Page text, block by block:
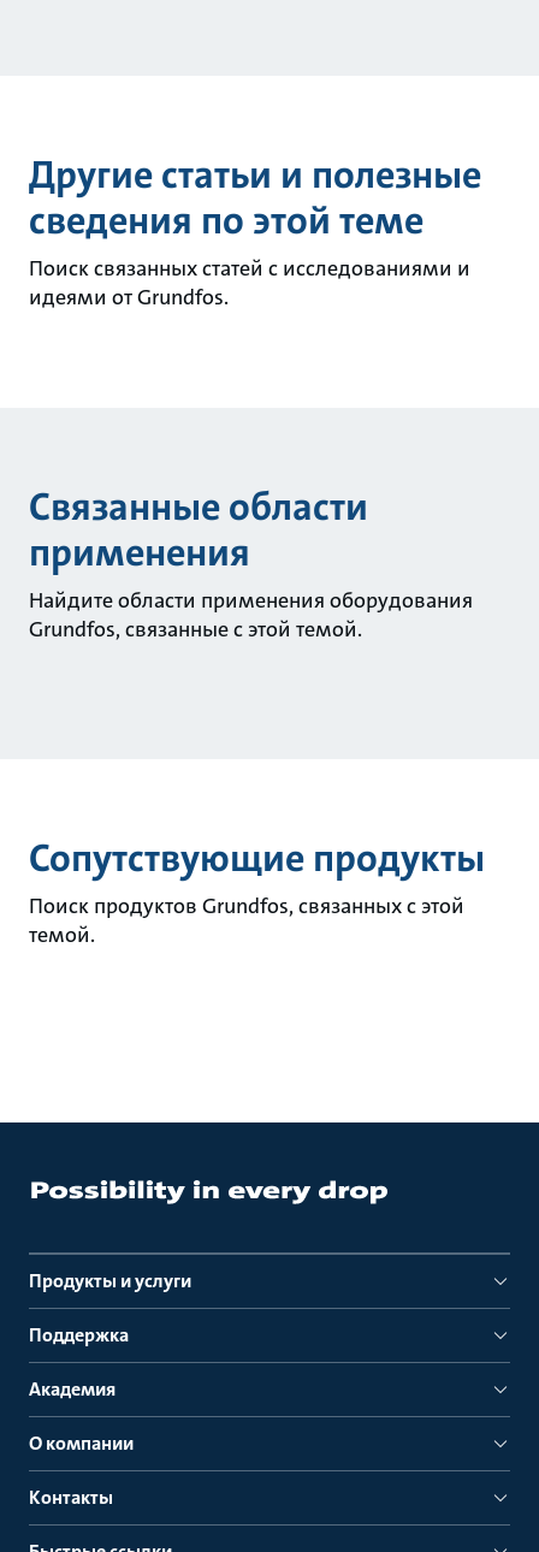
Другие статьи и полезные
сведения по этой теме
Поиск связанных статей с исследованиями и
идеями от Grundfos.
Связанные области
применения
Найдите области применения оборудования
Grundfos, связанные с этой темой.
Сопутствующие продукты
Поиск продуктов Grundfos, связанных с этой
темой.
Продукты и услуги
Поддержка
Академия
О компании
Контакты